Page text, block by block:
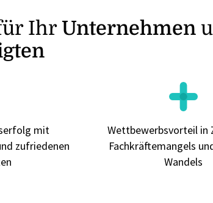
IhrUnternehmen
mit
zufriedenen
Wettbewerbsvorteil in
Fachkräftemangels
Wandels